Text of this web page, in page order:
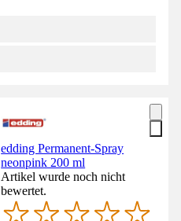
edding Permanent-Spray
neonpink 200 ml
Artikel wurde noch nicht
bewertet.